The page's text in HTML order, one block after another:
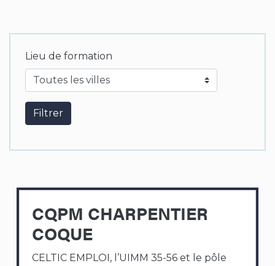
Lieu de formation
Filtrer
CQPM CHARPENTIER
COQUE
CELTIC EMPLOI, l’UIMM 35-56 et le pôle